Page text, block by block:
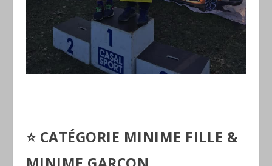
⭐️CATÉGORIE MINIME FILLE &